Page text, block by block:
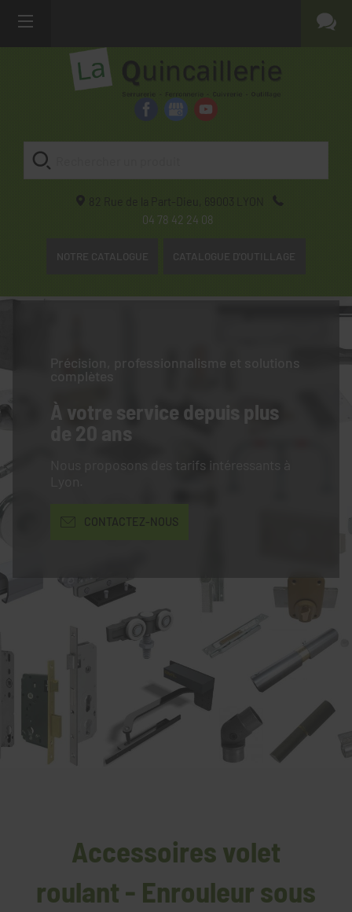
82 Rue de la Part-Dieu, 69003
LYON
04 78 42 24 08
NOTRE CATALOGUE CATALOGUE D'OUTILLAGE
Précision, professionnalisme et solutions
complètes
À votre service depuis plus
de 20 ans
Nous proposons des tarifs intéressants à
CONTACTEZ-NOUS
Accessoires volet
roulant - Enrouleur sous